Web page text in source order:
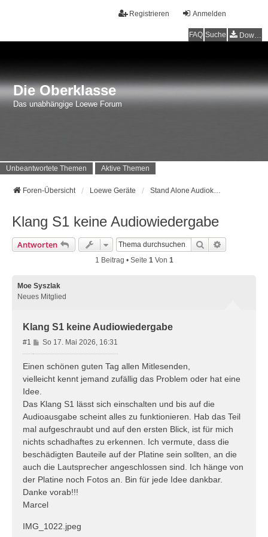
Anmelden
Registrieren
FAQ Suche Downloads
Die Oberklasse
Das unabhängige Loewe Forum
Unbeantwortete Themen Aktive Themen
Foren-Übersicht Loewe Geräte Stand Alone Audiokomponenten - Soundbox, AirSpeaker, SoundVision...
Klang S1 keine Audiowiedergabe
Antworten Suche
1 Beitrag • Seite 1Von 1
Moe Syszlak
Neues Mitglied
Klang S1 keine Audiowiedergabe
#1
B
e
r
a
g
So 17. Mai 2026, 16:31
Einen schönen guten Tag allen Mitlesenden,
vielleicht kennt jemand zufällig das Problem oder hat eine
Idee.
Das Klang S1 lässt sich einschalten und bis auf die
Audioausgabe scheint alles zu funktionieren. Hab das Teil
mal aufgeschraubt und auf den ersten Blick, ist für mich
nichts schadhaftes zu erkennen. Ich vermute, dass die
beschädigten Bauteile auf der Platine sein sollten, an die
auch die Lautsprecher angeschlossen sind. Ich hänge von
der Platine noch Fotos an. Bin für jede Idee dankbar.
Danke vorab!!!
Marcel
IMG_1022.jpeg